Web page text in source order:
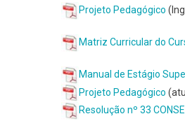
Projeto Pedagógico
Matriz Curricular do
Manual de Estágio
Projeto Pedagógico
Resolução nº 33